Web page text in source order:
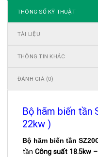
THÔNG SỐ KỸ THUẬT
TÀI LIỆU
THÔNG TIN KHÁC
ĐÁNH GIÁ (0)
Bộ hãm biến tần
22kw )
Bộ hãm biến tần
tần Công suất 18.5kw